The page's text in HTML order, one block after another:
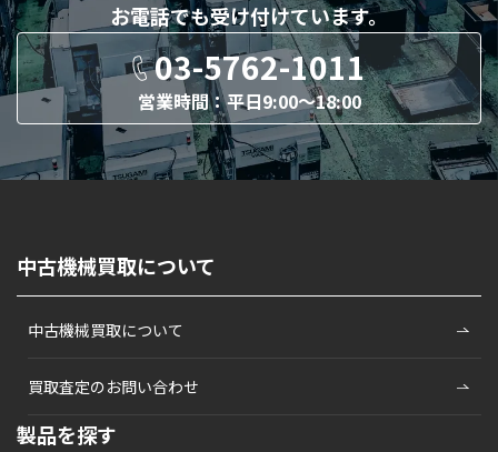
お電話でも受け付けています。
03-5762-1011
営業時間：平日9:00〜18:00
中古機械買取について
中古機械買取について
買取査定のお問い合わせ
製品を探す